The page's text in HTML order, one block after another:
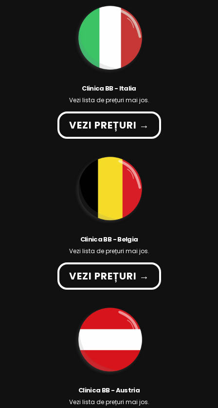
Clinica BB - Italia
Vezi lista de prețuri mai jos.
VEZI PREȚURI →
Clinica BB - Belgia
Vezi lista de prețuri mai jos.
VEZI PREȚURI →
Clinica BB - Austria
Vezi lista de prețuri mai jos.